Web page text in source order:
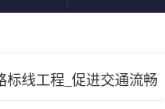
标线工程_促进交通流畅